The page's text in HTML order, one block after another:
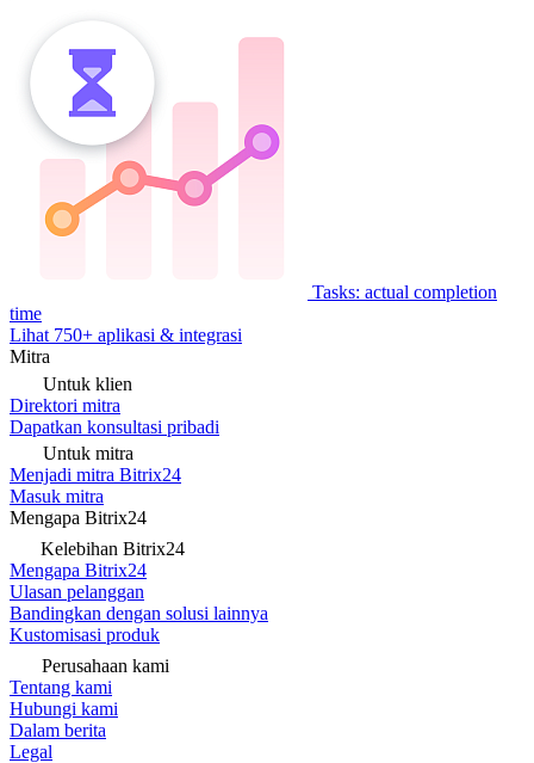
Tasks: actual completion
time
Lihat 750+ aplikasi & integrasi
Mitra
Untuk klien
Direktori mitra
Dapatkan konsultasi pribadi
Untuk mitra
Menjadi mitra Bitrix24
Masuk mitra
Mengapa Bitrix24
Kelebihan Bitrix24
Mengapa Bitrix24
Ulasan pelanggan
Bandingkan dengan solusi lainnya
Kustomisasi produk
Perusahaan kami
Tentang kami
Hubungi kami
Dalam berita
Legal